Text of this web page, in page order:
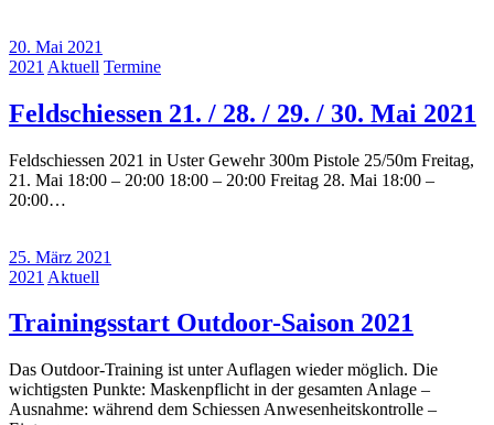
20. Mai 2021
2021 Aktuell Termine
Feldschiessen 21. / 28. / 29. / 30. Mai 2021
Feldschiessen 2021 in Uster Gewehr 300m Pistole 25/50m Freitag,
21. Mai 18:00 – 20:00 18:00 – 20:00 Freitag 28. Mai 18:00 –
20:00…
25. März 2021
2021 Aktuell
Trainingsstart Outdoor-Saison 2021
Das Outdoor-Training ist unter Auflagen wieder möglich. Die
wichtigsten Punkte: Maskenpflicht in der gesamten Anlage –
Ausnahme: während dem Schiessen Anwesenheitskontrolle –